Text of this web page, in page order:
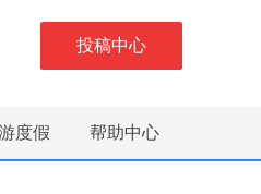
投稿中心
度假 帮助中心